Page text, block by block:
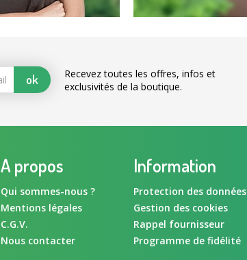
ok
Recevez toutes les offres, infos et
exclusivités de la boutique.
A propos
Qui sommes-nous ?
Mentions légales
C.G.V.
Nous contacter
Information
Protection des données
Gestion des cookies
Rappel fournisseur
Programme de fidélité